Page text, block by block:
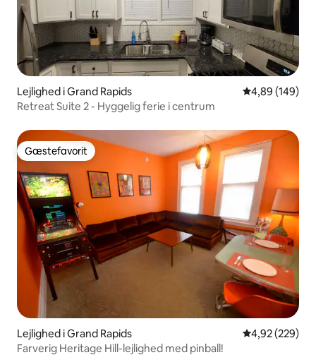
Lejlighed i Grand Rapids 4,89 ud af 5 i
4,89 (149)
Retreat Suite 2 - Hyggelig ferie i centrum
Gæstefavorit
Gæstefavorit
Lejlighed i Grand Rapids 4,92 ud af 5 i
4,92 (229)
Farverig Heritage Hill-lejlighed med pinball!